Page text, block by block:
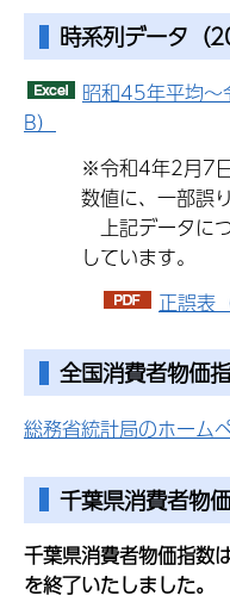
時系列データ（
昭和45年平均
B）
※令和4年2月7
数値に、一部誤
上記データに
しています。
正誤表
全国消費者物価
総務省統計局のホーム
千葉県消費者物
千葉県消費者物価指数
を終了いたしました。